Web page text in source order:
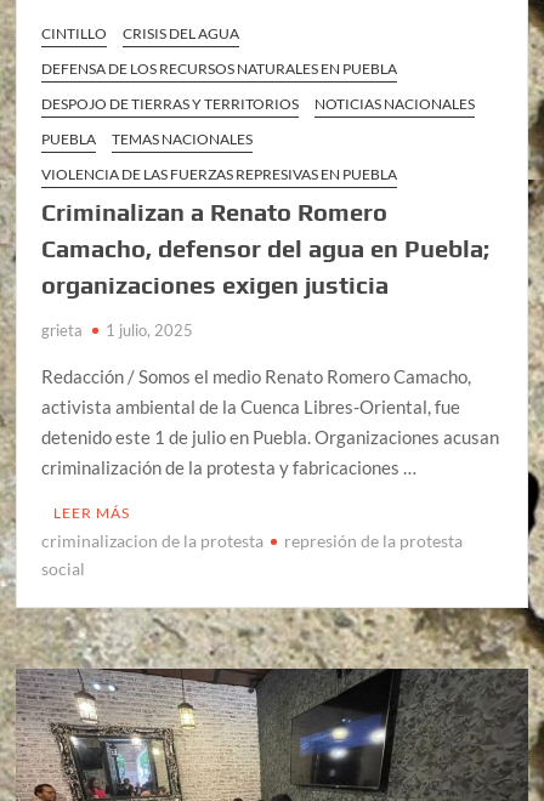
CINTILLO
CRISIS DEL AGUA
DEFENSA DE LOS RECURSOS NATURALES EN PUEBLA
DESPOJO DE TIERRAS Y TERRITORIOS
NOTICIAS NACIONALES
PUEBLA
TEMAS NACIONALES
VIOLENCIA DE LAS FUERZAS REPRESIVAS EN PUEBLA
Criminalizan a Renato Romero
Camacho, defensor del agua en Puebla;
organizaciones exigen justicia
grieta 1 julio, 2025
Redacción / Somos el medio Renato Romero Camacho,
activista ambiental de la Cuenca Libres-Oriental, fue
detenido este 1 de julio en Puebla. Organizaciones acusan
criminalización de la protesta y fabricaciones …
LEER MÁS
criminalizacion de la protesta
represión de la protesta
social